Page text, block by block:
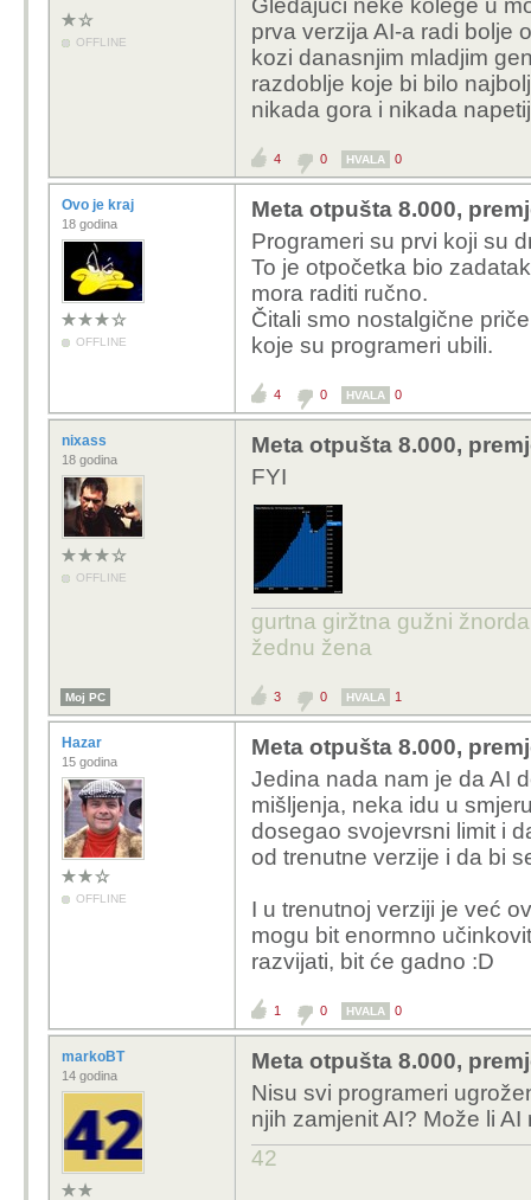
OFFLINE
Gledajuci neke kolege u
prva verzija AI-a radi bolje
kozi danasnjim mladjim
razdoblje koje bi bilo
nikada gora i nikada
4 0 HVALA 0
Ovo je kraj
18 godina
OFFLINE
Meta otpušta 8.000,
Programeri su prvi koji su
To je otpočetka bio
mora raditi ručno.
Čitali smo nostalgične
koje su programeri ubili.
4 0 HVALA 0
nixass
18 godina
OFFLINE
Meta otpušta 8.000,
FYI
gurtna giržtna gužni
žednu žena
Moj PC 3 0 HVALA 1
Hazar
15 godina
OFFLINE
Meta otpušta 8.000,
Jedina nada nam je da AI
mišljenja, neka idu u
dosegao svojevrsni limit i
od trenutne verzije i da bi
I u trenutnoj verziji je već
mogu bit enormno
razvijati, bit će gadno :D
1 0 HVALA 0
markoBT
14 godina
Meta otpušta 8.000,
Nisu svi programeri
njih zamjenit AI? Može li
42